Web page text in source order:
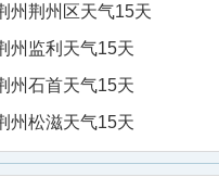
州荆州区天气15天
州监利天气15天
州石首天气15天
州松滋天气15天